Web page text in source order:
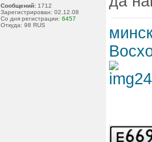
Сообщений: 1712
Зарегистрирован: 02.12.08
Со дня регистрации: 6457
Откуда: 98 RUS